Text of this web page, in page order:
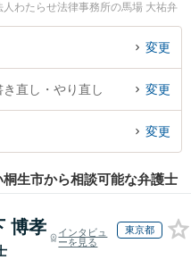
わたらせ法律事務所の馬場 大祐弁
などが注目されています。『桐生
ブルを今すぐに弁護士に相談した
。
変更
直し・やり直し 変更
変更
生市から相談可能な弁護士
博孝
インタビュ
ーを見る
東京都